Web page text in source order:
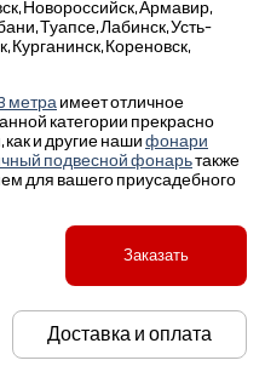
Новороссийск, Армавир,
Туапсе, Лабинск, Усть-
Курганинск, Кореновск,
метра имеет отличное
категории прекрасно
и другие нашифонари
подвесной фонарьтакже
для вашего приусадебного
Заказать
Доставка и оплата